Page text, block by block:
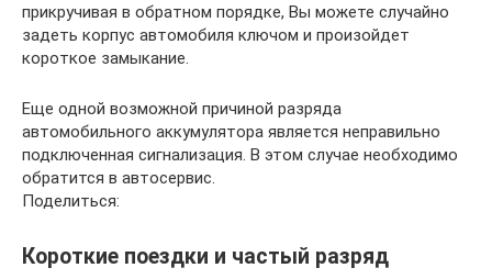
прикручивая в обратном порядке, Вы можете случайно
задеть корпус автомобиля ключом и произойдет
короткое замыкание.
Еще одной возможной причиной разряда
автомобильного аккумулятора является неправильно
подключенная сигнализация. В этом случае необходимо
обратится в автосервис.
Поделиться:
Короткие поездки и частый разряд